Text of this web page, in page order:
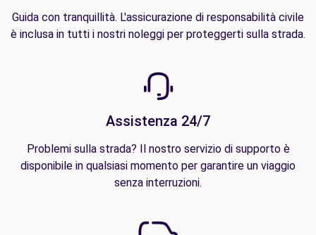
Guida con tranquillità. L'assicurazione di responsabilità civile
è inclusa in tutti i nostri noleggi per proteggerti sulla strada.
Assistenza 24/7
Problemi sulla strada? Il nostro servizio di supporto è
disponibile in qualsiasi momento per garantire un viaggio
senza interruzioni.